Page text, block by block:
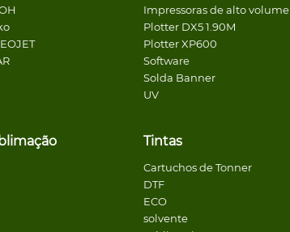
Impressoras de alto volume
Plotter DX5 1.90M
Plotter XP600
Software
Solda Banner
UV
Tintas
Cartuchos de Tonner
DTF
ECO
solvente